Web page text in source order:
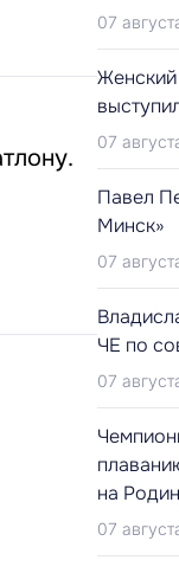
07
07
Павел
Минск»
07
ЧЕ по
07
на
07